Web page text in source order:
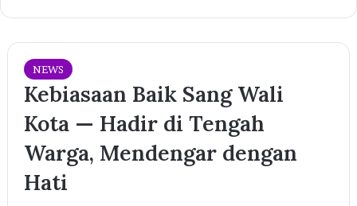
NEWS
Kebiasaan Baik Sang Wali
Kota — Hadir di Tengah
Warga, Mendengar dengan
Hati